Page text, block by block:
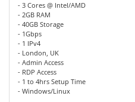
- 3 Cores @ Intel/AMD
- 2GB RAM
- 40GB Storage
- 1Gbps
- 1 IPv4
- London, UK
- Admin Access
- RDP Access
- 1 to 4hrs Setup Time
- Windows/Linux